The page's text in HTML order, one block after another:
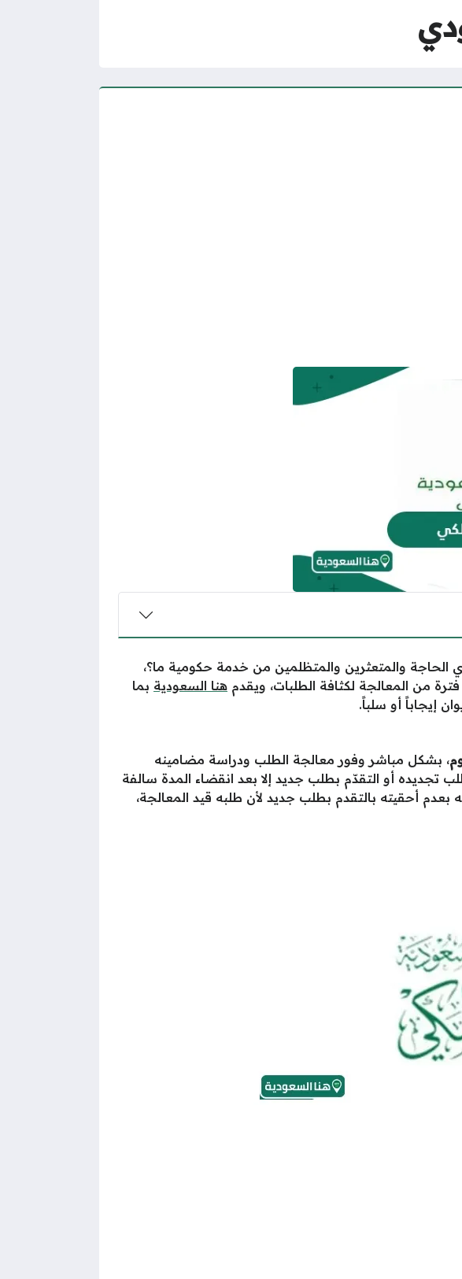
الحاجة والمتعثرين والمتظلمين من خدمة حكومية ما؟،
من المعالجة لكثافة الطلبات، ويقدم هنا السعودية بما
إيجاباً أو سلباً.
، بشكل مباشر وفور معالجة الطلب ودراسة مضامينه
تجديده أو التقدّم بطلب جديد إلا بعد انقضاء المدة سالفة
أحقيته بالتقدم بطلب جديد لأن طلبه قيد المعالجة،